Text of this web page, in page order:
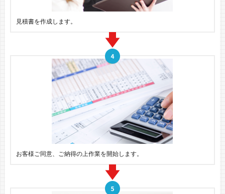
見積書を作成します。
お客様ご同意、ご納得の上作業を開始します。